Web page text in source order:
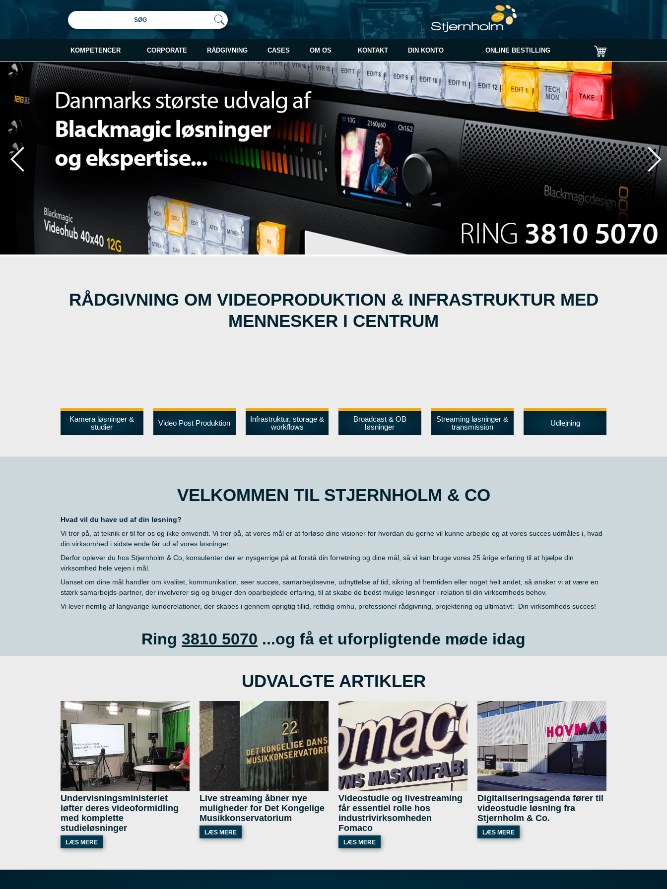
SØG
KOMPETENCER CORPORATE RÅDGIVNING CASES OM OS KONTAKT DIN KONTO ONLINE BESTILLING
RÅDGIVNING OM VIDEOPRODUKTION & INFRASTRUKTUR MED
MENNESKER I CENTRUM
Kamera løsninger &
studier
Video Post Produktion
Infrastruktur, storage &
workflows
Broadcast & OB
løsninger
Streaming løsninger &
transmission
Udlejning
VELKOMMEN TIL STJERNHOLM & CO
Hvad vil du have ud af din løsning?
Vi tror på, at teknik er til for os og ikke omvendt. Vi tror på, at vores mål er at forløse dine visioner for hvordan du gerne vil kunne arbejde og at vores succes udmåles i, hvad
din virksomhed i sidste ende får ud af vores løsninger.
Derfor oplever du hos Stjernholm & Co, konsulenter der er nysgerrige på at forstå din forretning og dine mål, så vi kan bruge vores 25 årige erfaring til at hjælpe din
virksomhed hele vejen i mål.
Uanset om dine mål handler om kvalitet, kommunikation, seer succes, samarbejdsevne, udnyttelse af tid, sikring af fremtiden eller noget helt andet, så ønsker vi at være en
stærk samarbejds-partner, der involverer sig og bruger den oparbejdede erfaring, til at skabe de bedst mulige løsninger i relation til din virksomheds behov.
Vi lever nemlig af langvarige kunderelationer, der skabes i gennem oprigtig tillid, rettidig omhu, professionel rådgivning, projektering og ultimativt: Din virksomheds succes!
Ring 3810 5070 ...og få et uforpligtende møde idag
UDVALGTE ARTIKLER
Undervisningsministeriet
løfter deres videoformidling
med komplette
studieløsninger
LÆS MERE
Live streaming åbner nye
muligheder for Det Kongelige
Musikkonservatorium
LÆS MERE
Videostudie og livestreaming
får essentiel rolle hos
industrivirksomheden
Fomaco
LÆS MERE
Digitaliseringsagenda fører til
videostudie løsning fra
Stjernholm & Co.
LÆS MERE